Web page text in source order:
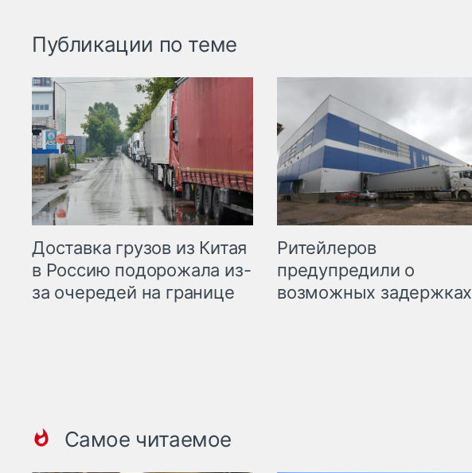
Публикации по теме
Доставка грузов из Китая
в Россию подорожала из-
за очередей на границе
Ритейлеров
предупредили о
возможных задержках
Самое читаемое